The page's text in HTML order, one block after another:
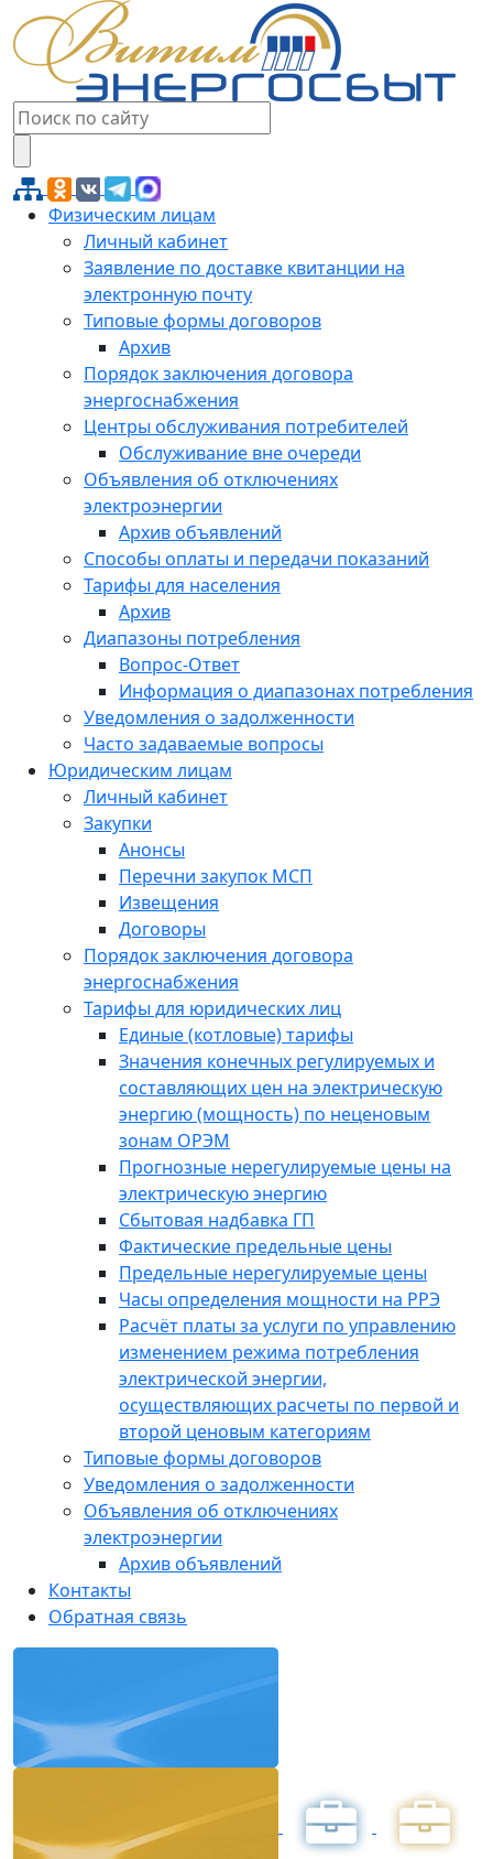
Физическим лицам
Личный кабинет
Заявление по доставке квитанции на
электронную почту
Типовые формы договоров
Архив
Порядок заключения договора
энергоснабжения
Центры обслуживания потребителей
Обслуживание вне очереди
Объявления об отключениях
электроэнергии
Архив объявлений
Способы оплаты и передачи показаний
Тарифы для населения
Архив
Диапазоны потребления
Вопрос-Ответ
Информация о диапазонах потребления
Уведомления о задолженности
Часто задаваемые вопросы
Юридическим лицам
Личный кабинет
Закупки
Анонсы
Перечни закупок МСП
Извещения
Договоры
Порядок заключения договора
энергоснабжения
Тарифы для юридических лиц
Единые (котловые) тарифы
Значения конечных регулируемых и
составляющих цен на электрическую
энергию (мощность) по неценовым
зонам ОРЭМ
Прогнозные нерегулируемые цены на
электрическую энергию
Сбытовая надбавка ГП
Фактические предельные цены
Предельные нерегулируемые цены
Часы определения мощности на РРЭ
Расчёт платы за услуги по управлению
изменением режима потребления
электрической энергии,
осуществляющих расчеты по первой и
второй ценовым категориям
Типовые формы договоров
Уведомления о задолженности
Объявления об отключениях
электроэнергии
Архив объявлений
Контакты
Обратная связь